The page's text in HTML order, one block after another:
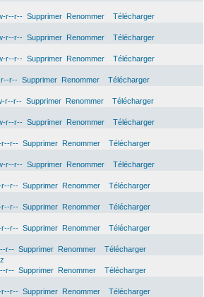
r--r-- Supprimer Renommer
Télécharger
r--r-- Supprimer Renommer
Télécharger
r--r-- Supprimer Renommer
Télécharger
r-- Supprimer Renommer
Télécharger
r--r-- Supprimer Renommer
Télécharger
r--r-- Supprimer Renommer
Télécharger
r--r-- Supprimer Renommer
Télécharger
r--r-- Supprimer Renommer
Télécharger
r--r-- Supprimer Renommer
Télécharger
r--r-- Supprimer Renommer
Télécharger
r--r-- Supprimer Renommer
Télécharger
r-- Supprimer Renommer
Télécharger
r-- Supprimer Renommer
Télécharger
r--r-- Supprimer Renommer
Télécharger